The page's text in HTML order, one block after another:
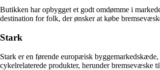
Butikken har opbygget et godt omdømme i
destination for folk, der ønsker at købe
Stark
Stark er en førende europæisk
cykelrelaterede produkter, herunder bremsevæske